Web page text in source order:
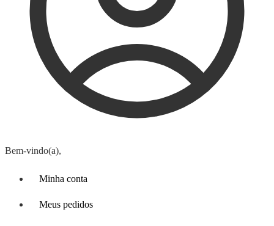
Bem-vindo(a),
Minha conta
Meus pedidos